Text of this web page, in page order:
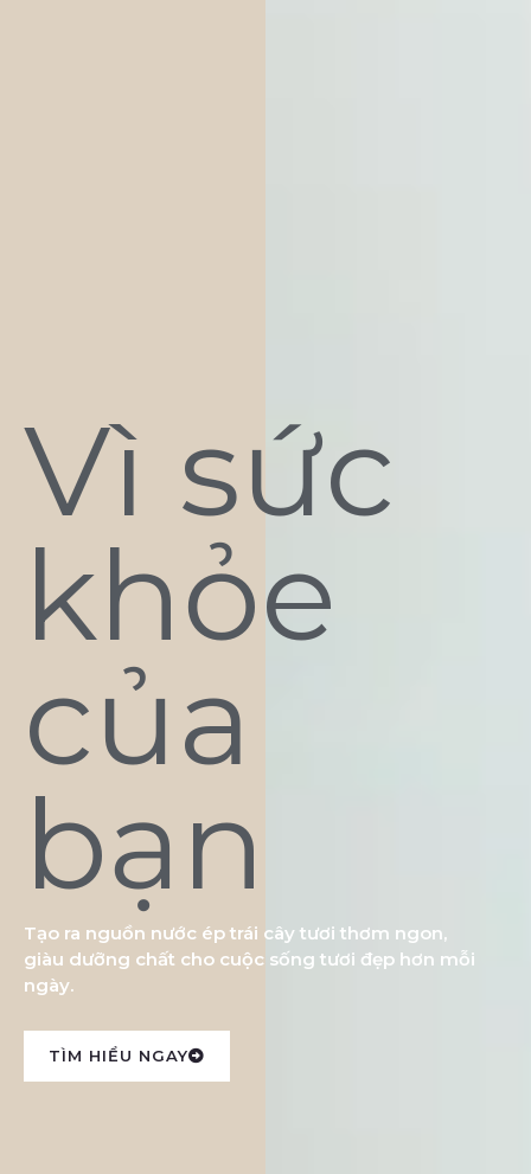
Vì sức
khỏe
của
bạn
Tạo ra nguồn nước ép trái cây tươi thơm ngon,
giàu dưỡng chất cho cuộc sống tươi đẹp hơn mỗi
ngày.
TÌM HIỂU NGAY